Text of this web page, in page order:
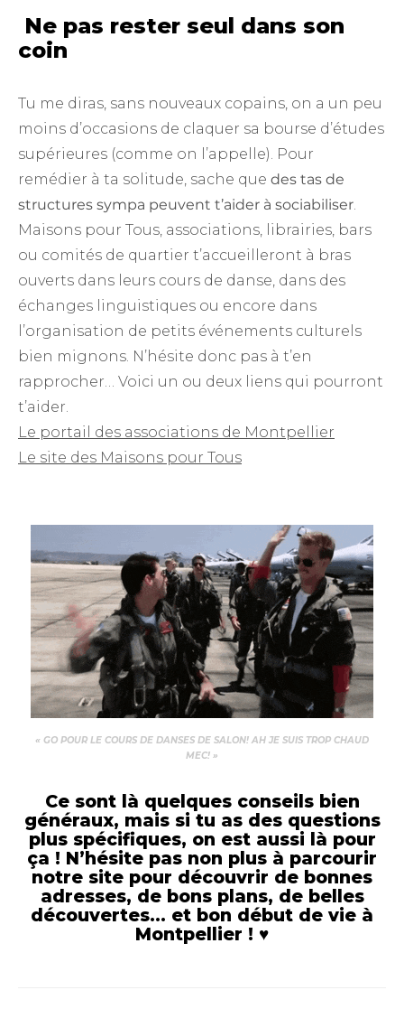
Ne pas rester seul dans son
coin
Tu me diras, sans nouveaux copains, on a un peu
moins d’occasions de claquer sa bourse d’études
supérieures (comme on l’appelle). Pour
remédier à ta solitude, sache que des tas de
structures sympa peuvent t’aider à sociabiliser.
Maisons pour Tous, associations, librairies, bars
ou comités de quartier t’accueilleront à bras
ouverts dans leurs cours de danse, dans des
échanges linguistiques ou encore dans
l’organisation de petits événements culturels
bien mignons. N’hésite donc pas à t’en
rapprocher… Voici un ou deux liens qui pourront
t’aider.
Le portail des associations de Montpellier
Le site des Maisons pour Tous
« GO POUR LE COURS DE DANSES DE SALON! AH JE SUIS TROP CHAUD
MEC! »
Ce sont là quelques conseils bien
généraux, mais si tu as des questions
plus spécifiques, on est aussi là pour
ça ! N’hésite pas non plus à parcourir
notre site pour découvrir de bonnes
adresses, de bons plans, de belles
découvertes… et bon début de vie à
Montpellier ! ♥